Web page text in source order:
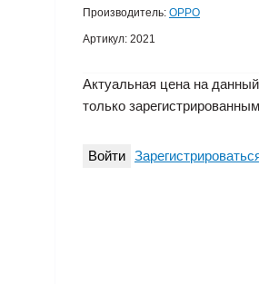
Производитель: OPPO
Артикул: 2021
Актуальная цена на
только
Войти